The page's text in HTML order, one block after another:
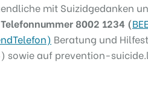
mit Suizidgedanken
8002 1234 (
Beratung und
sowie auf prevention-